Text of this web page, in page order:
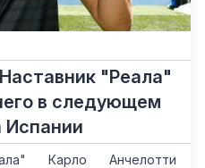
"Реала"
в следующем
Испании
Карло Анчелотти